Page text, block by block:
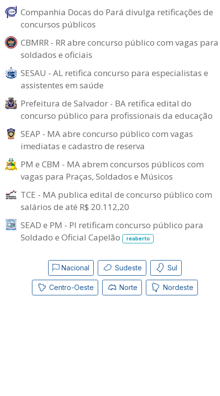
Companhia Docas do Pará divulga retificações de
concursos públicos
CBMRR - RR abre concurso público com vagas para
soldados e oficiais
SESAU - AL retifica concurso para especialistas e
assistentes em saúde
Prefeitura de Salvador - BA retifica edital do
concurso público para profissionais da educação
SEAP - MA abre concurso público com vagas
imediatas e cadastro de reserva
PM e CBM - MA abrem concursos públicos com
vagas para Praças, Soldados e Músicos
TCE - MA publica edital de concurso público com
salários de até R$ 20.112,20
SEAD e PM - PI retificam concurso público para
Soldado e Oficial Capelão
reaberto
Nacional Sudeste Sul
Centro-Oeste Norte Nordeste